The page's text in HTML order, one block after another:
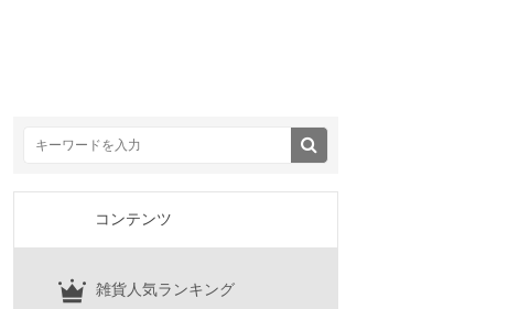
コンテンツ
雑貨人気ランキング